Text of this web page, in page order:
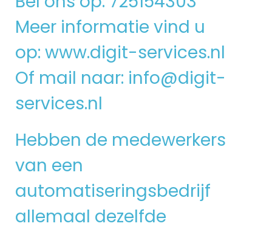
Meer informatie vind u
op: www.digit-services.nl
Of mail naar: info@digit-
services.nl
Hebben de medewerkers
van een
automatiseringsbedrijf
allemaal dezelfde